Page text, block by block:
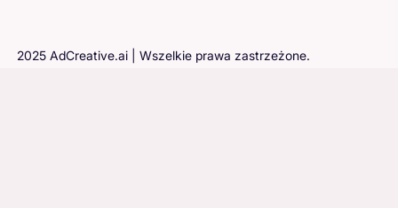
2025 AdCreative.ai | Wszelkie prawa zastrzeżone.